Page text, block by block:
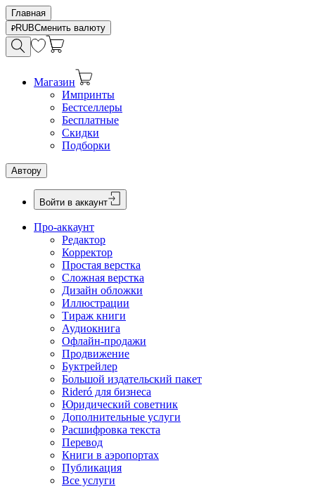
Главная
RUBСменить валюту
Магазин
Импринты
Бестселлеры
Бесплатные
Скидки
Подборки
Автору
Войти в аккаунт
Про-аккаунт
Редактор
Корректор
Простая верстка
Сложная верстка
Дизайн обложки
Иллюстрации
Тираж книги
Аудиокнига
Офлайн-продажи
Продвижение
Буктрейлер
Большой издательский пакет
Rideró для бизнеса
Юридический советник
Дополнительные услуги
Расшифровка текста
Перевод
Книги в аэропортах
Публикация
Все услуги